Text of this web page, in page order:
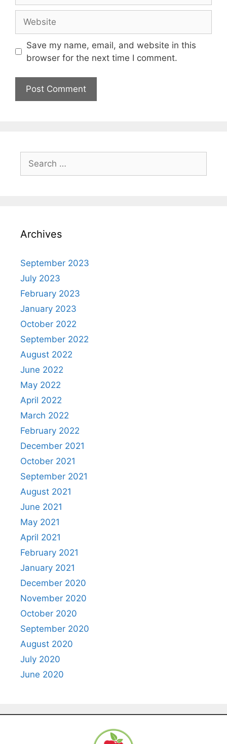
Save my name, email, and website in this
browser for the next time I comment.
Archives
September 2023
July 2023
February 2023
January 2023
October 2022
September 2022
August 2022
June 2022
May 2022
April 2022
March 2022
February 2022
December 2021
October 2021
September 2021
August 2021
June 2021
May 2021
April 2021
February 2021
January 2021
December 2020
November 2020
October 2020
September 2020
August 2020
July 2020
June 2020